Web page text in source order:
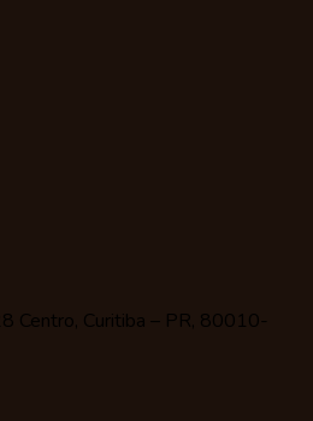
Centro, Curitiba – PR, 80010-